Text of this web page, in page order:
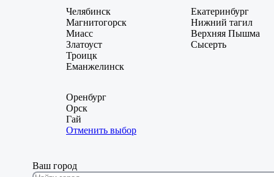
Челябинск
Магнитогорск
Миасс
Златоуст
Троицк
Еманжелинск
Екатеринбург
Нижний тагил
Верхняя Пышма
Сысерть
Оренбург
Орск
Гай
Отменить выбор
Ваш город